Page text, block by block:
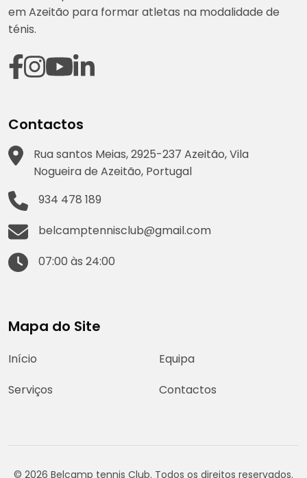
em Azeitão para formar atletas na modalidade de
ténis.
Contactos
Rua santos Meias, 2925-237 Azeitão, Vila
Nogueira de Azeitão, Portugal
934 478 189
belcamptennisclub@gmail.com
07:00 às 24:00
Mapa do Site
Início
Equipa
Serviços
Contactos
© 2026 Belcamp tennis Club. Todos os direitos reservados.